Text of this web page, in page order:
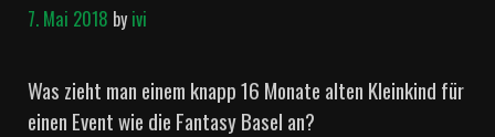
7. Mai 2018 byivi
Was zieht man einem knapp 16 Monate alten Kleinkind für
einen Event wie die Fantasy Basel an?